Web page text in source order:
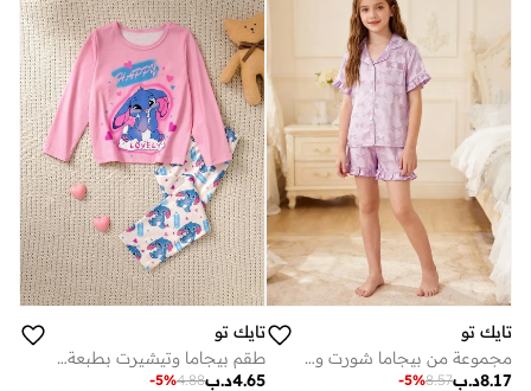
تايك تو
مجموعة من بيجاما شورت وقميص بتفاصيل جيب بطبعة فيونكة
د.ب8.17
8.57
-5%
تايك تو
طقم بيجاما وتيشيرت بطبعة جرافيك
د.ب4.65
4.88
-5%